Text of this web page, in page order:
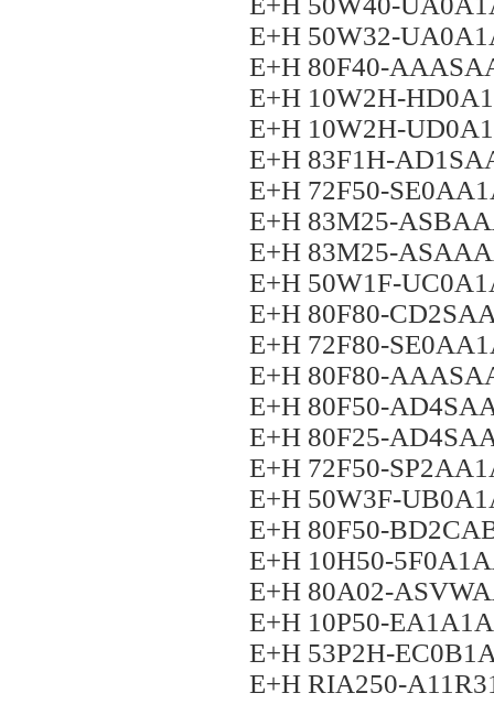
E+H 50W32-
E+H 80F40-
E+H 10W2H-
E+H 10W2H-
E+H 83F1H-
E+H 72F50-
E+H 83M25-
E+H 83M25-
E+H 50W1F-
E+H 80F80-
E+H 72F80-
E+H 80F80-
E+H 80F50-
E+H 80F25-
E+H 72F50-
E+H 50W3F-
E+H 80F50-
E+H 10H50-
E+H 80A02-
E+H 10P50-
E+H 53P2H-
E+H RIA250-